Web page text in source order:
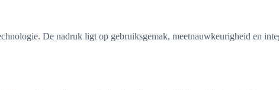
De nadruk ligt op gebruiksgemak, meetnauwkeurigheid en